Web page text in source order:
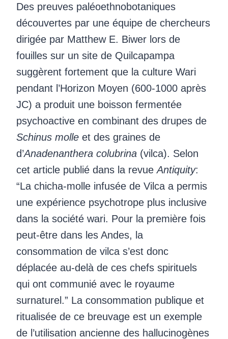
Des preuves paléoethnobotaniques
découvertes par une équipe de chercheurs
dirigée par Matthew E. Biwer lors de
fouilles sur un site de Quilcapampa
suggèrent fortement que la culture Wari
pendant l’Horizon Moyen (600-1000 après
JC) a produit une boisson fermentée
psychoactive en combinant des drupes de
Schinus molle et des graines de
d’Anadenanthera colubrina (vilca). Selon
cet article publié dans la revueAntiquity:
“La chicha-molle infusée de Vilca a permis
une expérience psychotrope plus inclusive
dans la société wari. Pour la première fois
peut-être dans les Andes, la
consommation de vilca s’est donc
déplacée au-delà de ces chefs spirituels
qui ont communié avec le royaume
surnaturel.” La consommation publique et
ritualisée de ce breuvage est un exemple
de l’utilisation ancienne des hallucinogènes